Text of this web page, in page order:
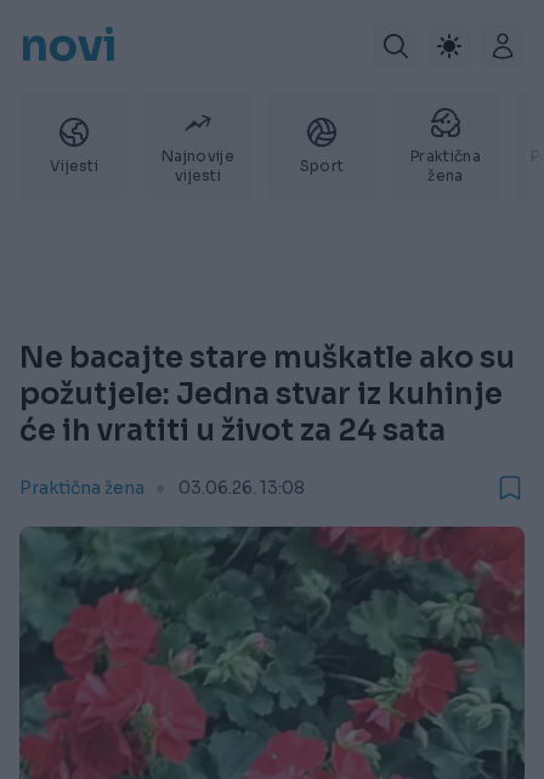
novi
Vijesti
Najnovije
vijesti
Sport
Praktična
žena
Ne bacajte stare muškatle ako su
požutjele: Jedna stvar iz kuhinje
će ih vratiti u život za 24 sata
Praktična žena 03.06.26. 13:08